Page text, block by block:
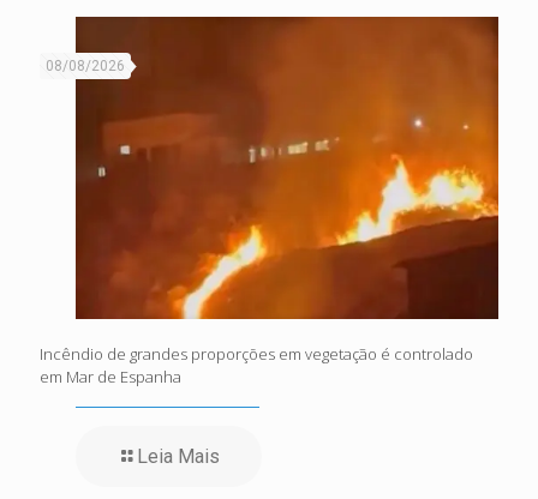
08/08/2026
Incêndio de grandes proporções em vegetação é controlado
em Mar de Espanha
Leia Mais